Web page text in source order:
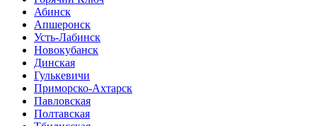
Абинск
Апшеронск
Усть-Лабинск
Новокубанск
Динская
Гулькевичи
Приморско-Ахтарск
Павловская
Полтавская